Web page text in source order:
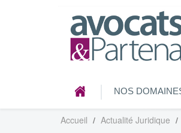
NOS
Accueil Actualité Juridique